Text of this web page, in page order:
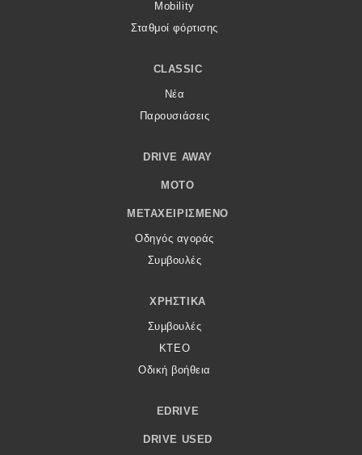
Mobility
Σταθμοί φόρτισης
CLASSIC
Νέα
Παρουσιάσεις
DRIVE AWAY
MOTO
ΜΕΤΑΧΕΙΡΙΣΜΈΝΟ
Οδηγός αγοράς
Συμβουλές
ΧΡΗΣΤΙΚΆ
Συμβουλές
ΚΤΕΟ
Οδική βοήθεια
EDRIVE
DRIVE USED